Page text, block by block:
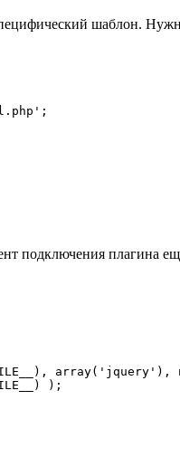
шаблон.
подключения плагина
array('jquery'),
);